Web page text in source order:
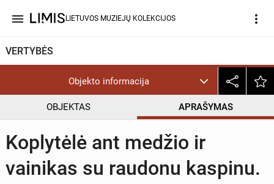
menu LIETUVOS MUZIEJŲ KOLEKCIJOS more_vert
VERTYBĖS
Objekto informacija
OBJEKTAS APRAŠYMAS
Koplytėlė ant medžio ir
vainikas su raudonu kaspinu.